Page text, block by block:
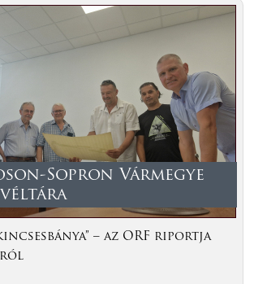
Sopron Vármegye
– az ORF riportja